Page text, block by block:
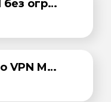
NordVPN: VPN без ограничений
GreenVPN - Pro VPN Master